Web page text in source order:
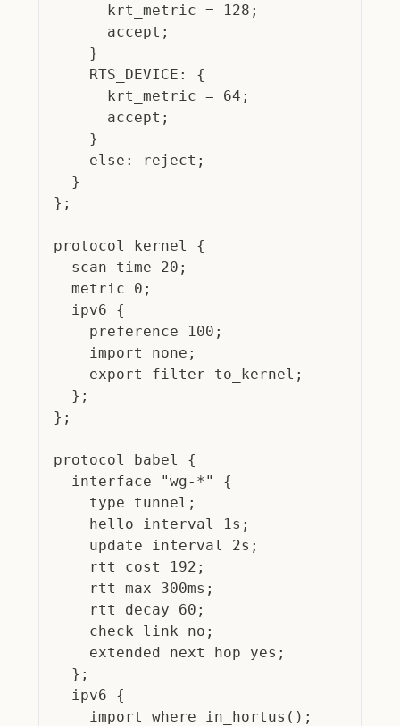
      krt_metric = 128;
      accept;
    }
    RTS_DEVICE: {
      krt_metric = 64;
      accept;
    }
    else: reject;
  }
};
protocol kernel {
  scan time 20;
  metric 0;
  ipv6 {
    preference 100;
    import none;
    export filter to_kernel;
  };
};
protocol babel {
  interface "wg-*" {
    type tunnel;
    hello interval 1s;
    update interval 2s;
    rtt cost 192;
    rtt max 300ms;
    rtt decay 60;
    check link no;
    extended next hop yes;
  };
  ipv6 {
    import where in_hortus();